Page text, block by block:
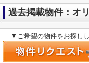
過去掲載物件：オ
▼ご希望の物件をお探し